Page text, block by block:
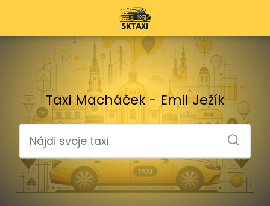
Taxi Macháček - Emil Ježík